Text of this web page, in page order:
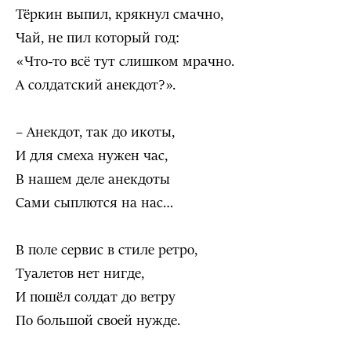
Тёркин выпил, крякнул смачно,
Чай, не пил который год:
«Что-то всё тут слишком мрачно.
А солдатский анекдот?».
– Анекдот, так до икоты,
И для смеха нужен час,
В нашем деле анекдоты
Сами сыплются на нас…
В поле сервис в стиле ретро,
Туалетов нет нигде,
И пошёл солдат до ветру
По большой своей нужде.